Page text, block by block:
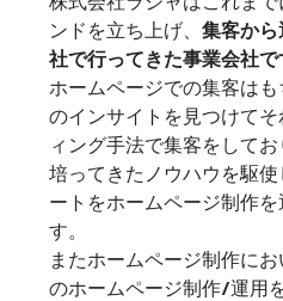
ンドを立ち上げ、 集客か
社で行ってきた事業会社で
ホームページでの集客は
のインサイトを見つけて
ィング手法で集客をしてお
培ってきたノウハウを駆
ートをホームページ制作
す。
またホームページ制作に
のホームページ制作/運用